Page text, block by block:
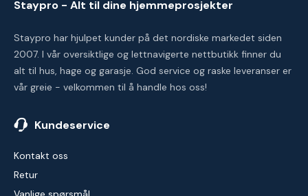
Staypro - Alt til dine hjemmeprosjekter
Staypro har hjulpet kunder på det nordiske markedet siden
2007. I vår oversiktlige og lettnavigerte nettbutikk finner du
alt til hus, hage og garasje. God service og raske leveranser er
vår greie - velkommen til å handle hos oss!
Kundeservice
Kontakt oss
Retur